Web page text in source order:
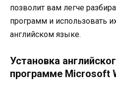
позволит вам легче
программ и использовать
английском языке.
Установка
программе Microsoft